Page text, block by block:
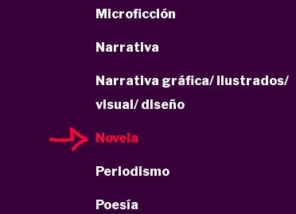
Microficción
Narrativa
Narrativa gráfica/ ilustrados/
visual/ diseño
Novela
Periodismo
Poesía